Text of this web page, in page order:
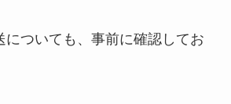
についても、事前に確認してお